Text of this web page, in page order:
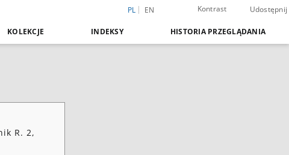
PL EN Kontrast Udostępnij
KOLEKCJE INDEKSY HISTORIA PRZEGLĄDANIA
R. 2,